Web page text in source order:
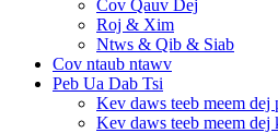
Cov Qauv Dej
Roj & Xim
Ntws & Qib & Siab
Cov ntaub ntawv
Peb Ua Dab Tsi
Kev daws teeb meem dej
Kev daws teeb meem